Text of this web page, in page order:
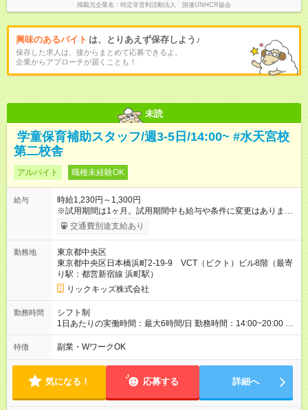
掲載元企業名 特定非営利活動法人 国連UNHCR協会
興味のあるバイト は、とりあえず保存しよう♪
保存した求人は、後からまとめて応募できるよ。
企業からアプローチが届くことも！
未読
学童保育補助スタッフ/週3-5日/14:00~ #水天宮校
第二校舎
アルバイト 職種未経験OK
給与
時給1,230円～1,300円
※試用期間は1ヶ月。試用期間中も給与や条件に変更はありませ
ん。 【試用期間】試用期間あり 試用期間の長さ：1ヶ月 雇用形
態、給与は本採用時と同じです。
交通費別途支給あり
勤務地
東京都中央区
東京都中央区日本橋浜町2-19-9 VCT（ビクト）ビル8階（最寄
り駅：都営新宿線 浜町駅）
リックキッズ株式会社
勤務時間
シフト制
1日あたりの実働時間：最大6時間/日 勤務時間：14:00~20:00 週
3-5日から勤務可能！ 場合によって、平日の朝から勤務可能
特徴 副業・WワークOK
気になる！ 応募する 詳細へ